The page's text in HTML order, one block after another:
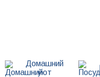
Домашний
уют